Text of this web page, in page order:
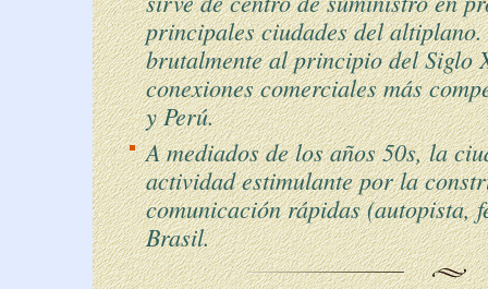
principales ciudades del
brutalmente al principio del Siglo
conexiones comerciales más
y Perú.
A mediados de los años 50s, la
actividad estimulante por la
comunicación rápidas (autopista,
Brasil.